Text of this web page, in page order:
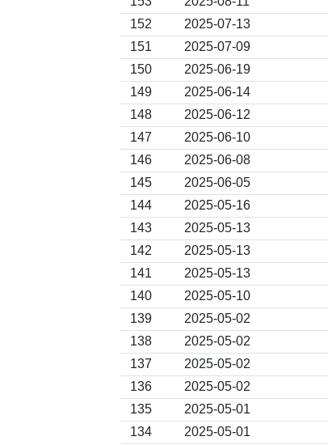
152
2025-07-13
151
2025-07-09
150
2025-06-19
149
2025-06-14
148
2025-06-12
147
2025-06-10
146
2025-06-08
145
2025-06-05
144
2025-05-16
143
2025-05-13
142
2025-05-13
141
2025-05-13
140
2025-05-10
139
2025-05-02
138
2025-05-02
137
2025-05-02
136
2025-05-02
135
2025-05-01
134
2025-05-01